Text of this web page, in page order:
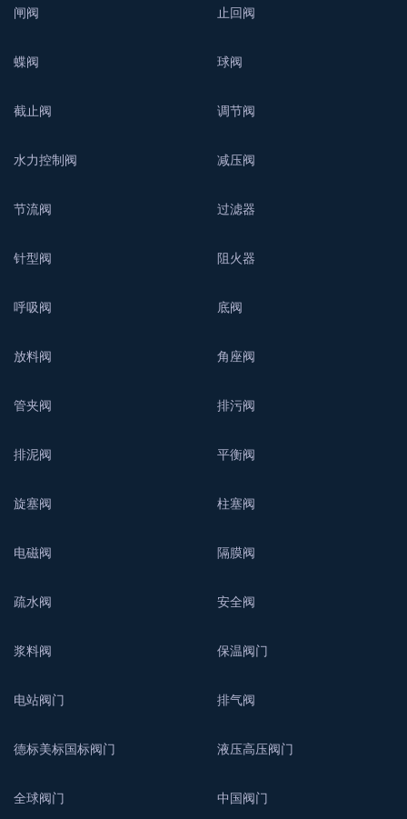
闸阀 止回阀
蝶阀 球阀
截止阀 调节阀
水力控制阀 减压阀
节流阀 过滤器
针型阀 阻火器
呼吸阀 底阀
放料阀 角座阀
管夹阀 排污阀
排泥阀 平衡阀
旋塞阀 柱塞阀
电磁阀 隔膜阀
疏水阀 安全阀
浆料阀 保温阀门
电站阀门 排气阀
德标美标国标阀门 液压高压阀门
全球阀门 中国阀门